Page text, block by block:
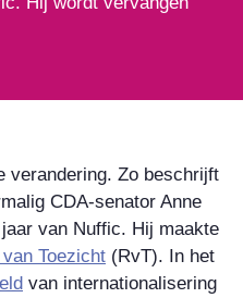
verandering. Zo beschrijft
CDA-senator Anne
van Nuffic. Hij maakte
Toezicht (RvT). In het
van internationalisering